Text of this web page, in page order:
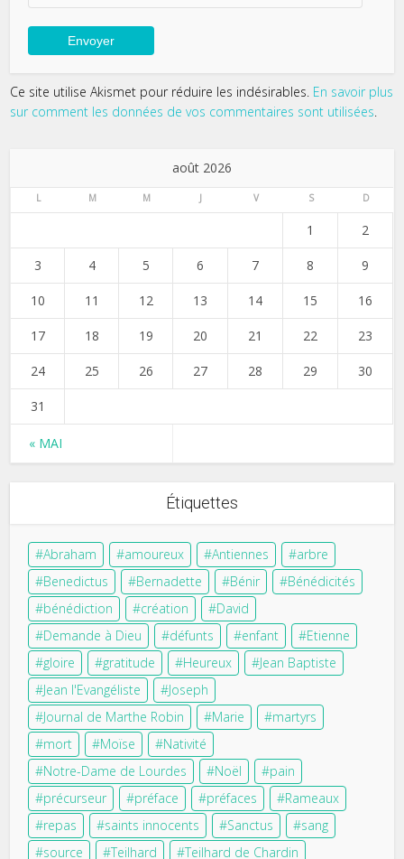
Ce site utilise Akismet pour réduire les indésirables. En savoir plus
sur comment les données de vos commentaires sont utilisées.
août 2026
L M M J V S D
« MAI
1 2
3 4 5 6 7 8 9
10 11 12 13 14 15 16
17 18 19 20 21 22 23
24 25 26 27 28 29 30
31
Étiquettes
Abraham amoureux Antiennes
arbre
Benedictus
Bernadette Bénir
Bénédicités
bénédiction
création
David
Demande à Dieu
défunts enfant
Etienne
gloire
gratitude Heureux
Jean Baptiste
Jean l'Evangéliste
Joseph
Journal de Marthe Robin
Marie
martyrs
mort
Moïse
Nativité
Notre-Dame de Lourdes
Noël
pain
précurseur
préface préfaces
Rameaux
repas
saints innocents Sanctus
sang
source
Teilhard Teilhard de Chardin